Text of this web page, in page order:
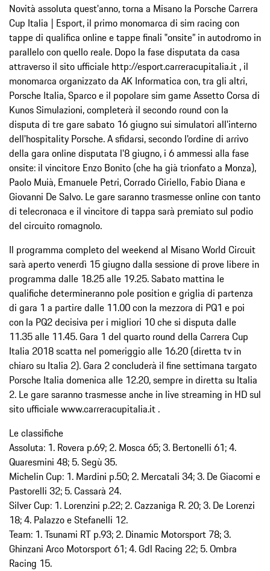
Novità assoluta quest'anno, torna a Misano la Porsche Carrera
Cup Italia | Esport, il primo monomarca di sim racing con
tappe di qualifica online e tappe finali ‟onsite” in autodromo in
parallelo con quello reale. Dopo la fase disputata da casa
attraverso il sito ufficiale http://esport.carreracupitalia.it , il
monomarca organizzato da AK Informatica con, tra gli altri,
Porsche Italia, Sparco e il popolare sim game Assetto Corsa di
Kunos Simulazioni, completerà il secondo round con la
disputa di tre gare sabato 16 giugno sui simulatori all'interno
dell'hospitality Porsche. A sfidarsi, secondo l'ordine di arrivo
della gara online disputata l'8 giugno, i 6 ammessi alla fase
onsite: il vincitore Enzo Bonito (che ha già trionfato a Monza),
Paolo Muià, Emanuele Petri, Corrado Ciriello, Fabio Diana e
Giovanni De Salvo. Le gare saranno trasmesse online con tanto
di telecronaca e il vincitore di tappa sarà premiato sul podio
del circuito romagnolo.
Il programma completo del weekend al Misano World Circuit
sarà aperto venerdì 15 giugno dalla sessione di prove libere in
programma dalle 18.25 alle 19.25. Sabato mattina le
qualifiche determineranno pole position e griglia di partenza
di gara 1 a partire dalle 11.00 con la mezzora di PQ1 e poi
con la PQ2 decisiva per i migliori 10 che si disputa dalle
11.35 alle 11.45. Gara 1 del quarto round della Carrera Cup
Italia 2018 scatta nel pomeriggio alle 16.20 (diretta tv in
chiaro su Italia 2). Gara 2 concluderà il fine settimana targato
Porsche Italia domenica alle 12.20, sempre in diretta su Italia
2. Le gare saranno trasmesse anche in live streaming in HD sul
sito ufficiale www.carreracupitalia.it .
Le classifiche
Assoluta: 1. Rovera p.69; 2. Mosca 65; 3. Bertonelli 61; 4.
Quaresmini 48; 5. Segù 35.
Michelin Cup: 1. Mardini p.50; 2. Mercatali 34; 3. De Giacomi e
Pastorelli 32; 5. Cassarà 24.
Silver Cup: 1. Lorenzini p.22; 2. Cazzaniga R. 20; 3. De Lorenzi
18; 4. Palazzo e Stefanelli 12.
Team: 1. Tsunami RT p.93; 2. Dinamic Motorsport 78; 3.
Ghinzani Arco Motorsport 61; 4. Gdl Racing 22; 5. Ombra
Racing 15.